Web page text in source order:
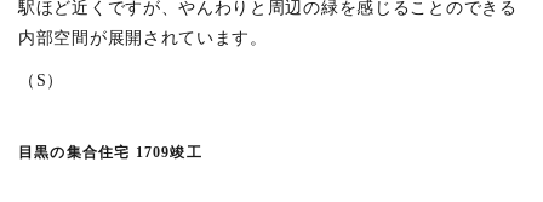
井の頭の家K (1)
境プロジェクト
宮沢町の家 (1)
駅ほど近くですが、やんわりと周辺の緑を感じることのできる
内部空間が展開されています。
（S）
目黒の集合住宅 1709竣工